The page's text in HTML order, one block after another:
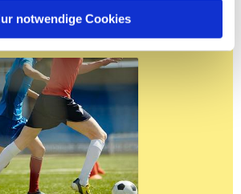
notwendige Cookies